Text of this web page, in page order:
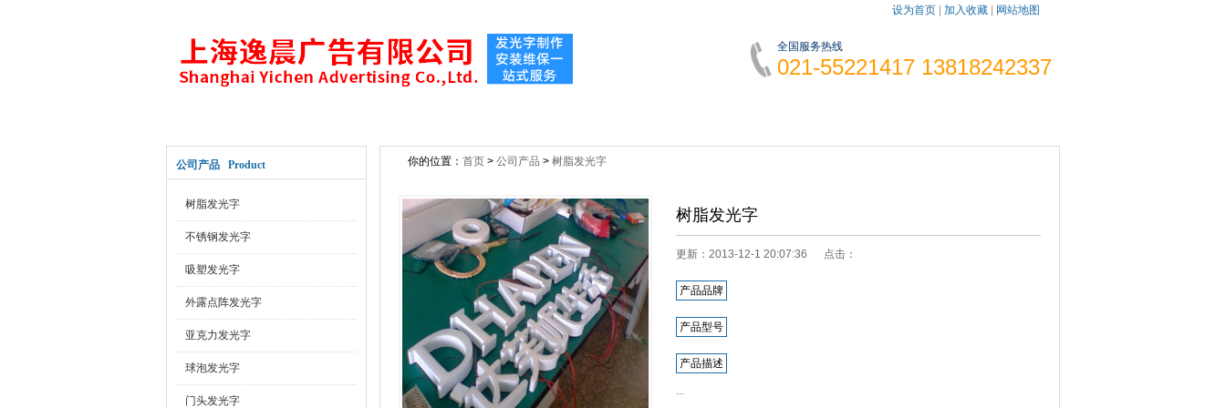
设为首页| 加入收藏| 网站地图
全国服务热线
021-55221417 13818242337
公司产品 Product
树脂发光字
不锈钢发光字
吸塑发光字
外露点阵发光字
亚克力发光字
球泡发光字
门头发光字
你的位置： 首页 > 公司产品 > 树脂发光字
树脂发光字
更新：2013-12-1 20:07:36 点击：
产品品牌
产品型号
产品描述
...